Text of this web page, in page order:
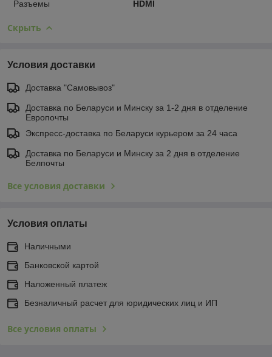
Разъемы
HDMI
Скрыть
Условия доставки
Доставка "Самовывоз"
Доставка по Беларуси и Минску за 1-2 дня в отделение
Европочты
Экспресс-доставка по Беларуси курьером за 24 часа
Доставка по Беларуси и Минску за 2 дня в отделение
Белпочты
Все условия доставки
Условия оплаты
Наличными
Банковской картой
Наложенный платеж
Безналичный расчет для юридических лиц и ИП
Все условия оплаты